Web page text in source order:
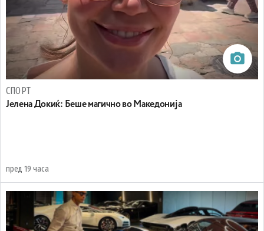
СПОРТ
Јелена Докиќ: Беше магично во Македонија
пред 19 часа